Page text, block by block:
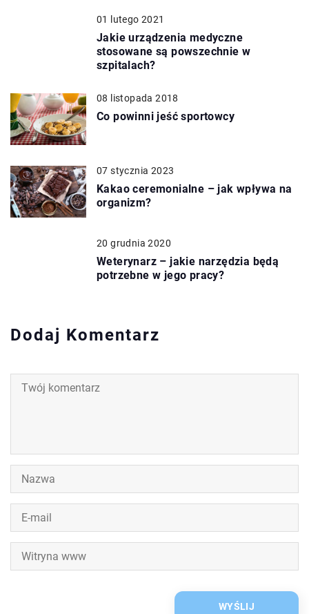
01 lutego 2021
Jakie urządzenia medyczne
stosowane są powszechnie w
szpitalach?
08 listopada 2018
Co powinni jeść sportowcy
07 stycznia 2023
Kakao ceremonialne – jak wpływa na
organizm?
20 grudnia 2020
Weterynarz – jakie narzędzia będą
potrzebne w jego pracy?
Dodaj Komentarz